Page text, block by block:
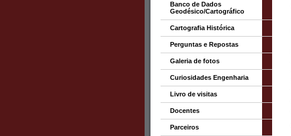
Banco de Dados
Geodésico/Cartográfico
Cartografia Histórica
Perguntas e Repostas
Galeria de fotos
Curiosidades Engenharia
Livro de visitas
Docentes
Parceiros